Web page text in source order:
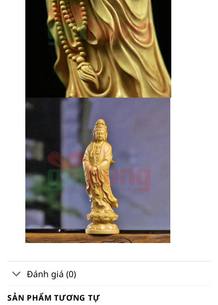
Đánh giá (0)
SẢN PHẨM TƯƠNG TỰ